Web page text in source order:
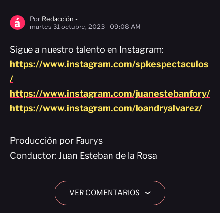
Por Redacción -
martes 31 octubre, 2023 - 09:08 AM
Sigue a nuestro talento en Instagram:
https://www.instagram.com/spkespectaculos
/
https://www.instagram.com/juanestebanfory/
https://www.instagram.com/loandryalvarez/
Producción por Faurys
Conductor: Juan Esteban de la Rosa
VER COMENTARIOS ›